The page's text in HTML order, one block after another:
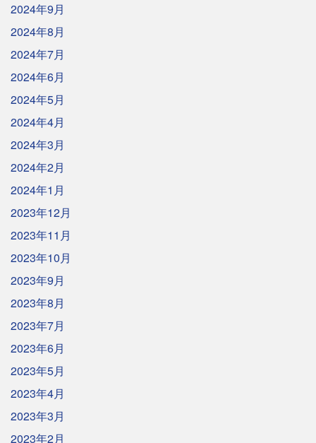
2024年9月
2024年8月
2024年7月
2024年6月
2024年5月
2024年4月
2024年3月
2024年2月
2024年1月
2023年12月
2023年11月
2023年10月
2023年9月
2023年8月
2023年7月
2023年6月
2023年5月
2023年4月
2023年3月
2023年2月